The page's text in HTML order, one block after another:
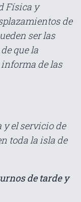
Física y
de
ser las
que la
de las
el servicio de
toda la isla de
de tarde y